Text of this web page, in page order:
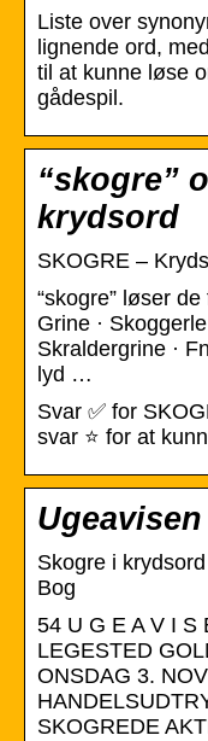
Liste over
lignende ord,
til at kunne løse
gådespil.
“skogre”
krydsord
SKOGRE –
“skogre” løser
Grine ·
Skraldergrine ·
lyd …
Svar ✅ for
svar ⭐ for at
Skogre i
Bog
54 U G E A V I S
LEGESTED
ONSDAG 3.
SKOGREDE